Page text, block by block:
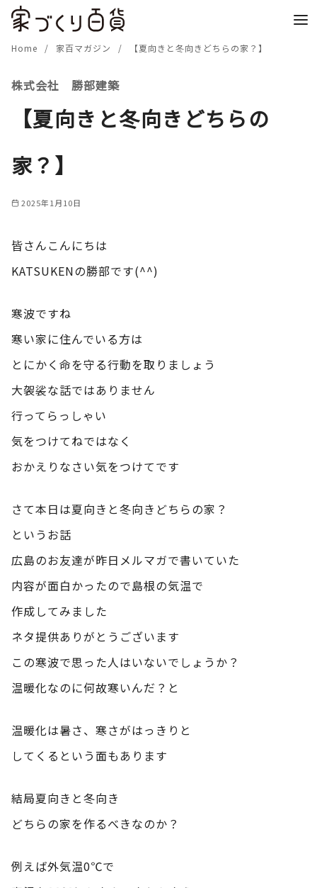
Home 家百マガジン 【夏向きと冬向きどちらの家？】
株式会社 勝部建築
【夏向きと冬向きどちらの
家？】
2025年1月10日
皆さんこんにちは
KATSUKENの勝部です(^^)
寒波ですね
寒い家に住んでいる方は
とにかく命を守る行動を取りましょう
大袈裟な話ではありません
行ってらっしゃい
気をつけてねではなく
おかえりなさい気をつけてです
さて本日は夏向きと冬向きどちらの家？
というお話
広島のお友達が昨日メルマガで書いていた
内容が面白かったので島根の気温で
作成してみました
ネタ提供ありがとうございます
この寒波で思った人はいないでしょうか？
温暖化なのに何故寒いんだ？と
温暖化は暑さ、寒さがはっきりと
してくるという面もあります
結局夏向きと冬向き
どちらの家を作るべきなのか？
例えば外気温0℃で